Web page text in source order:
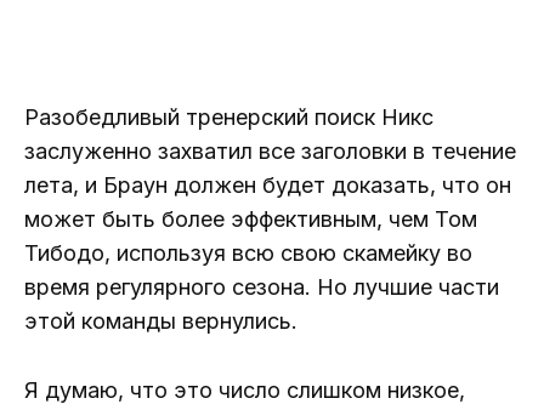
Разобедливый тренерский поиск Никс
заслуженно захватил все заголовки в течение
лета, и Браун должен будет доказать, что он
может быть более эффективным, чем Том
Тибодо, используя всю свою скамейку во
время регулярного сезона. Но лучшие части
этой команды вернулись.
Я думаю, что это число слишком низкое,